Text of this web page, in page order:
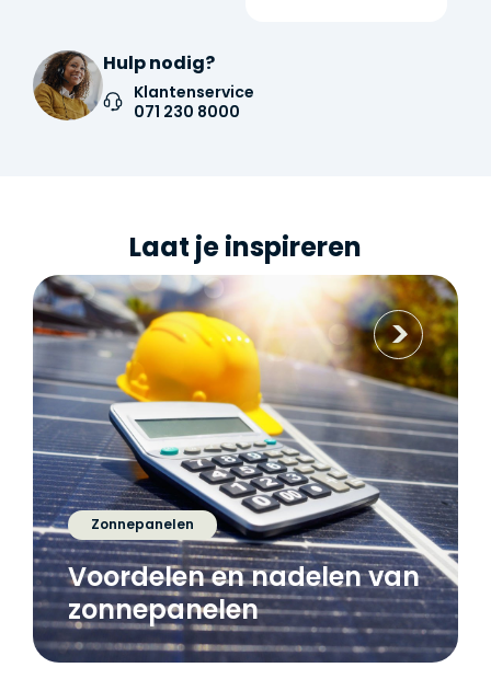
Hulp nodig?
Klantenservice
071 230 8000
Laat je inspireren
Zonnepanelen
Voordelen en nadelen van
zonnepanelen